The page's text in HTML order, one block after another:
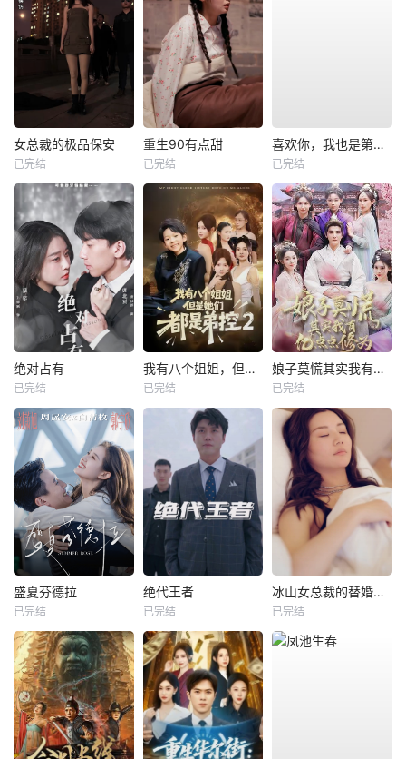
女总裁的极品保安
已完结
重生90有点甜
已完结
喜欢你，我也是第一部
已完结
绝对占有
已完结
我有八个姐姐，但是他们都是弟控2
已完结
娘子莫慌其实我有亿点点修为
已完结
盛夏芬德拉
已完结
绝代王者
已完结
冰山女总裁的替婚兵王
已完结